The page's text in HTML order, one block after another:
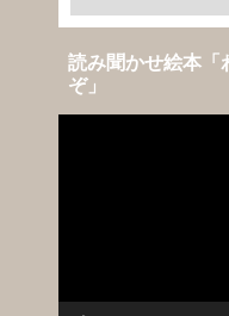
読み聞かせ絵本「
ぞ」